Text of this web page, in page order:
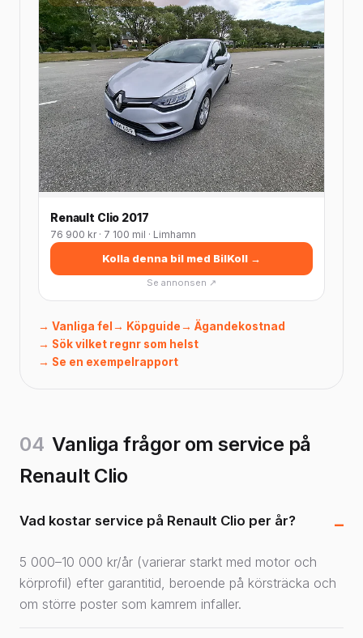
Renault Clio 2017
76 900 kr · 7 100 mil · Limhamn
Kolla denna bil med BilKoll →
Se annonsen ↗
→ Vanliga fel → Köpguide→ Ägandekostnad
→ Sök vilket regnr som helst
→ Se en exempelrapport
04 Vanliga frågor om service på
Renault Clio
Vad kostar service på Renault Clio per år?
5 000–10 000 kr/år (varierar starkt med motor och
körprofil) efter garantitid, beroende på körsträcka och
om större poster som kamrem infaller.